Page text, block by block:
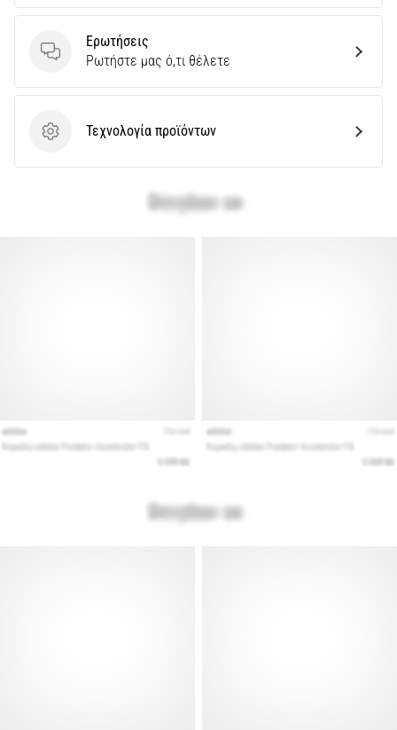
Ερωτήσεις
Ερωτήσεις
Ρωτήστε μας ό,τι θέλετε
Τεχνολογία προϊόντων
Τεχνολογία προϊόντων